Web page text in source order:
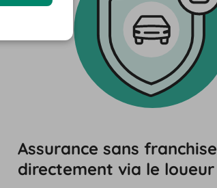
Assurance sans franchise
directement via le loueur